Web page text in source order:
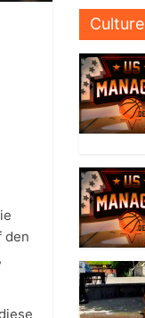
den
Culture